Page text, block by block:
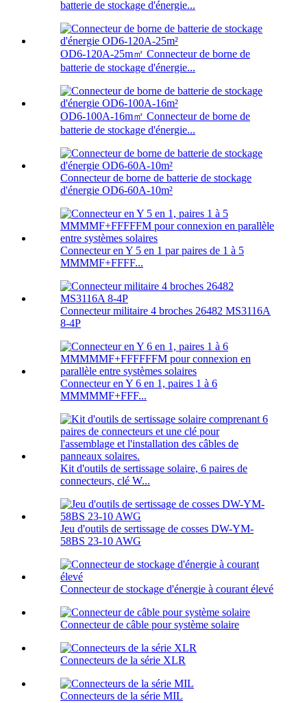
batterie de stockage d'énergie...
OD6-120A-25m㎡ Connecteur de borne de
batterie de stockage d'énergie...
OD6-100A-16m㎡ Connecteur de borne de
batterie de stockage d'énergie...
Connecteur de borne de batterie de stockage
d'énergie OD6-60A-10m²
Connecteur en Y 5 en 1 par paires de 1 à 5
MMMMF+FFFF...
Connecteur militaire 4 broches 26482 MS3116A
8-4P
Connecteur en Y 6 en 1, paires 1 à 6
MMMMMF+FFF...
Kit d'outils de sertissage solaire, 6 paires de
connecteurs, clé W...
Jeu d'outils de sertissage de cosses DW-YM-
58BS 23-10 AWG
Connecteur de stockage d'énergie à courant élevé
Connecteur de câble pour système solaire
Connecteurs de la série XLR
Connecteurs de la série MIL